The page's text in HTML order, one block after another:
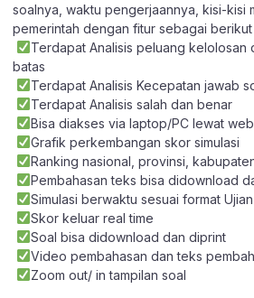
soalnya, waktu pengerjaannya, kisi-kisi
pemerintah dengan fitur sebagai berikut
Terdapat Analisis peluang kelolosan
batas
Terdapat Analisis Kecepatan jawab
Terdapat Analisis salah dan benar
Bisa diakses via laptop/PC lewat web
Grafik perkembangan skor simulasi
Ranking nasional, provinsi,
Pembahasan teks bisa didownload
Simulasi berwaktu sesuai format
Skor keluar real time
Soal bisa didownload dan diprint
Video pembahasan dan teks
Zoom out/ in tampilan soal